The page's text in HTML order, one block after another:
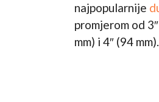
najpopularnije
promjerom od
mm) i 4″ (94 mm).